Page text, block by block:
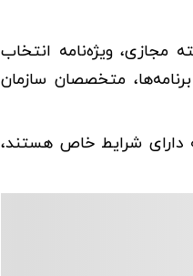
ویژه‌نامه انتخاب
متخصصان سازمان
دارای شرایط خاص هستند،